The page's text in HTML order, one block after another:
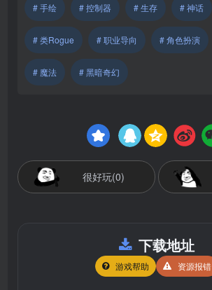
# 手绘 # 控制器 # 生存 # 神话
# 类Rogue # 职业导向 # 角色扮演
# 魔法 # 黑暗奇幻
很好玩(0)
下载地址
游戏帮助 资源报错